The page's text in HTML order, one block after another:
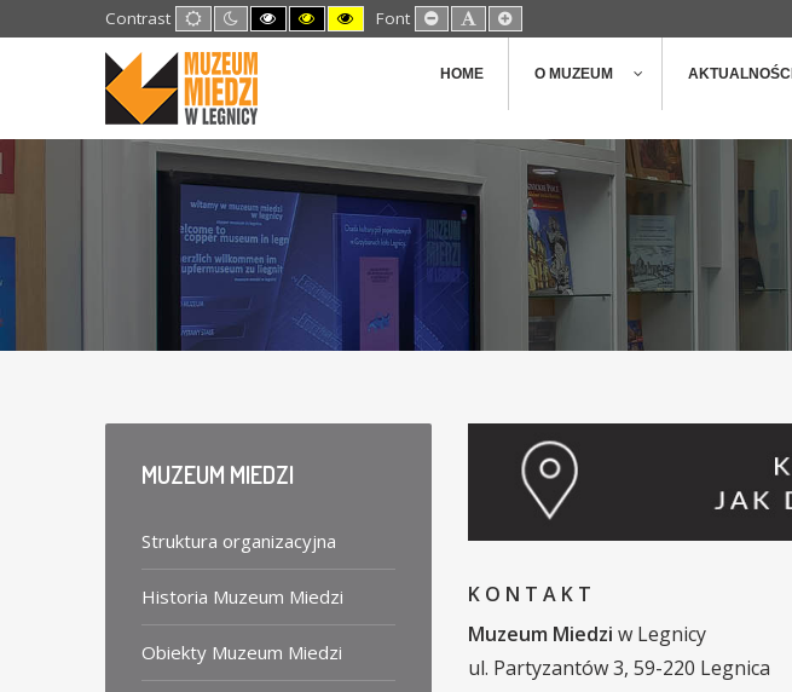
Contrast Default
mode
Night
mode
High
Contrast
High
Contrast
High
Contrast
Font Set
Smaller
Set
Default
Set
Larger
HOME O MUZEUM AKTUALNOŚCI
K O N T A K T
Muzeum Miedzi w Legnicy
ul. Partyzantów 3, 59-220 Legnica
MUZEUM MIEDZI
Struktura organizacyjna
Historia Muzeum Miedzi
Obiekty Muzeum Miedzi